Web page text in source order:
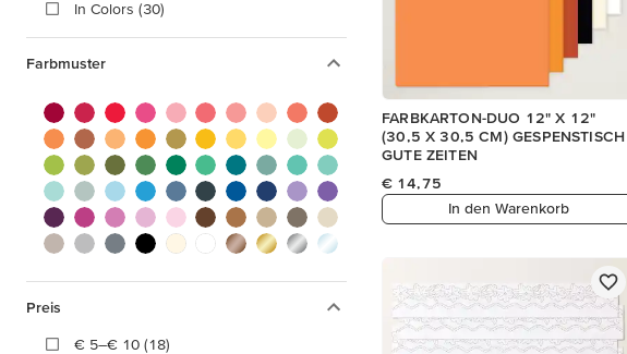
In Colors (30)
Farbmuster
Preis
€ 5–€ 10 (18)
FARBKARTON-DUO 12" X 12"
(30,5 X 30,5 CM) GESPENSTISCH
GUTE ZEITEN
€ 14,75
In den Warenkorb